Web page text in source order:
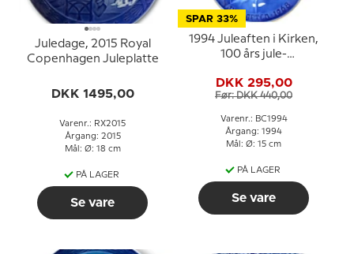
Juledage, 2015 Royal
Copenhagen Juleplatte
DKK 1495,00
Varenr.: RX2015
Årgang: 2015
Mål: Ø: 18 cm
PÅ LAGER
Se vare
SPAR 33%
1994 Juleaften i Kirken,
100 års jule-
Grøndahl
DKK 295,00
Før: DKK 440,00
Varenr.: BC1994
Årgang: 1994
Mål: Ø: 15 cm
PÅ LAGER
Se vare